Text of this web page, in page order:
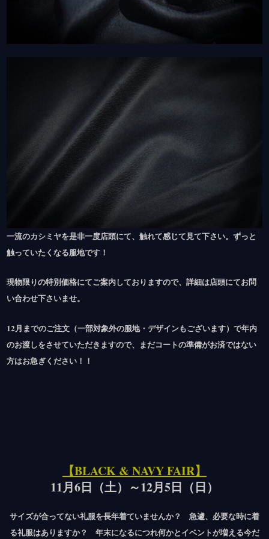
一流のカシミヤを是非一度店頭にて、触れて感じて見て下さい。ずっと
触っていたくなる服地です！
現物限りの特別価格にてご案内しておりますので、詳細は店頭にてお問
い合わせ下さいませ。
12月までのご注文（一部対象外の服地・デザインもございます）で年内
のお渡しをさせていただきますので、まだコートの準備がお済ではない
方はお急ぎください！！
【BLACK & NAVY FAIR】
11月6日（土）～12月5日（日）
⁡サイズが合ってない礼服を長年着ていませんか？ 急遽、必要な時に着
る礼服はありますか？ 年末になるにつれ何かとイベントが増える今だ